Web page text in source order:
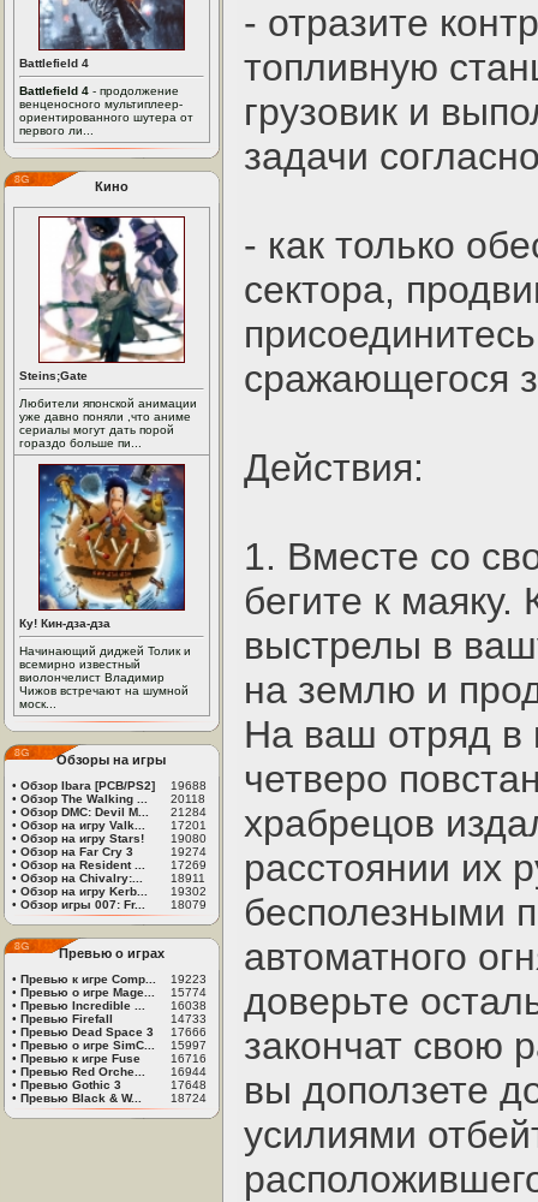
Battlefield 4
Battlefield 4 - продолжение
венценосного мультиплеер-
ориентированного шутера от
первого ли...
Кино
Steins;Gate
Любители японской анимации
уже давно поняли ,что аниме
сериалы могут дать порой
гораздо больше пи...
Ку! Кин-дза-дза
Начинающий диджей Толик и
всемирно известный
виолончелист Владимир
Чижов встречают на шумной
моск...
Обзоры на игры
• Обзор Ibara [PCB/PS2]
19688
• Обзор The Walking ...
20118
• Обзор DMC: Devil M...
21284
• Обзор на игру Valk...
17201
• Обзор на игру Stars!
19080
• Обзор на Far Cry 3
19274
• Обзор на Resident ...
17269
• Обзор на Chivalry:...
18911
• Обзор на игру Kerb...
19302
• Обзор игры 007: Fr... 18079
Превью о играх
• Превью к игре Comp...
19223
• Превью о игре Mage...
15774
• Превью Incredible ...
16038
• Превью Firefall
14733
• Превью Dead Space 3
17666
• Превью о игре SimC...
15997
• Превью к игре Fuse
16716
• Превью Red Orche...
16944
• Превью Gothic 3
17648
• Превью Black & W... 18724
- отразите
топливную
грузовик и
задачи
- как только
сектора,
сражающегося
Действия:
1. Вместе со
бегите к маяку.
выстрелы в
на землю и
На ваш отряд в
четверо
храбрецов
расстоянии их
бесполезными
автоматного
доверьте
закончат свою
вы доползете
усилиями